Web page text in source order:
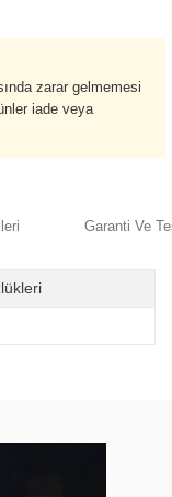
zarar gelmemesi
iade veya
Garanti Ve